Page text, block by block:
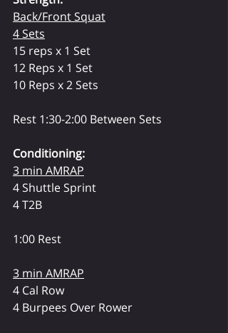
Back/Front Squat
4 Sets
15 reps x 1 Set
12 Reps x 1 Set
10 Reps x 2 Sets
Rest 1:30-2:00 Between Sets
Conditioning:
3 min AMRAP
4 Shuttle Sprint
4 T2B
1:00 Rest
3 min AMRAP
4 Cal Row
4 Burpees Over Rower